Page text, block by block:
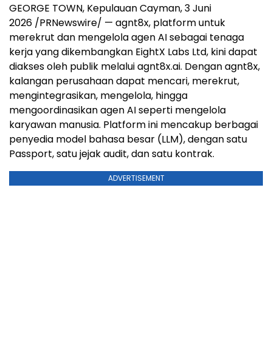
GEORGE TOWN, Kepulauan Cayman, 3 Juni
2026 /PRNewswire/ — agnt8x, platform untuk
merekrut dan mengelola agen AI sebagai tenaga
kerja yang dikembangkan EightX Labs Ltd, kini dapat
diakses oleh publik melalui agnt8x.ai. Dengan agnt8x,
kalangan perusahaan dapat mencari, merekrut,
mengintegrasikan, mengelola, hingga
mengoordinasikan agen AI seperti mengelola
karyawan manusia. Platform ini mencakup berbagai
penyedia model bahasa besar (LLM), dengan satu
Passport, satu jejak audit, dan satu kontrak.
ADVERTISEMENT